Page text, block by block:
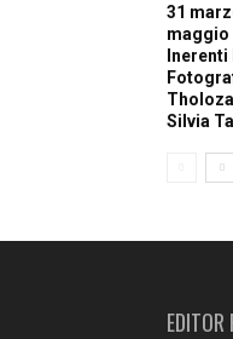
31
maggio
Silvia
EDITOR